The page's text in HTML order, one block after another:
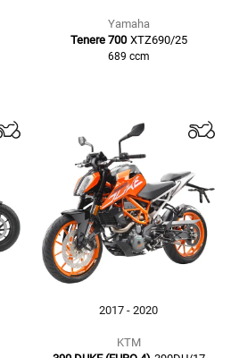
Yamaha
Tenere 700 XTZ690/25
689 ccm
2017 - 2020
KTM